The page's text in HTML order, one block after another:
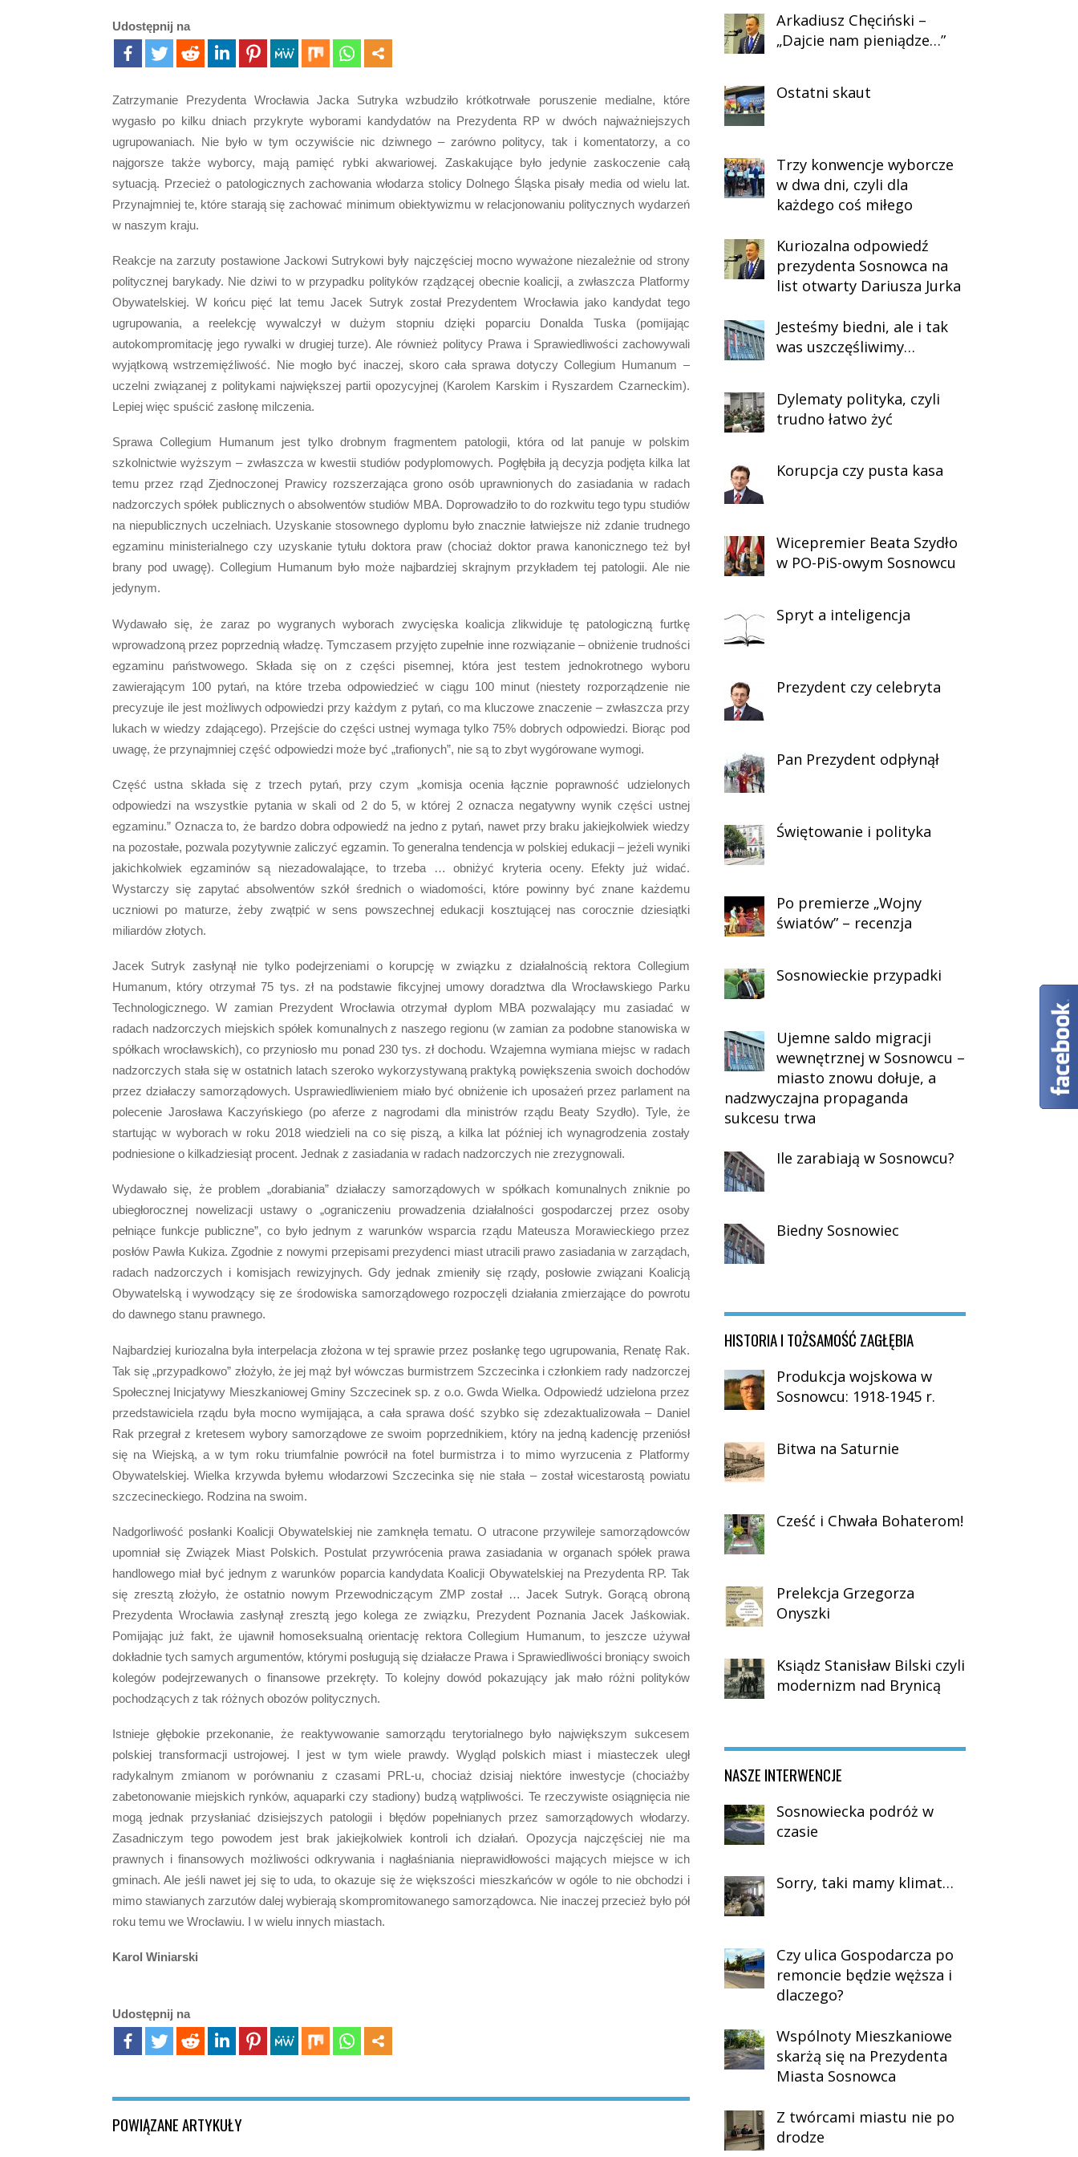
Udostępnij na
Zatrzymanie Prezydenta Wrocławia Jacka Sutryka wzbudziło krótkotrwałe poruszenie medialne, które
wygasło po kilku dniach przykryte wyborami kandydatów na Prezydenta RP w dwóch najważniejszych
ugrupowaniach. Nie było w tym oczywiście nic dziwnego – zarówno politycy, tak i komentatorzy, a co
najgorsze także wyborcy, mają pamięć rybki akwariowej. Zaskakujące było jedynie zaskoczenie całą
sytuacją. Przecież o patologicznych zachowania włodarza stolicy Dolnego Śląska pisały media od wielu lat.
Przynajmniej te, które starają się zachować minimum obiektywizmu w relacjonowaniu politycznych wydarzeń
w naszym kraju.
Reakcje na zarzuty postawione Jackowi Sutrykowi były najczęściej mocno wyważone niezależnie od strony
politycznej barykady. Nie dziwi to w przypadku polityków rządzącej obecnie koalicji, a zwłaszcza Platformy
Obywatelskiej. W końcu pięć lat temu Jacek Sutryk został Prezydentem Wrocławia jako kandydat tego
ugrupowania, a reelekcję wywalczył w dużym stopniu dzięki poparciu Donalda Tuska (pomijając
autokompromitację jego rywalki w drugiej turze). Ale również politycy Prawa i Sprawiedliwości zachowywali
wyjątkową wstrzemięźliwość. Nie mogło być inaczej, skoro cała sprawa dotyczy Collegium Humanum –
uczelni związanej z politykami największej partii opozycyjnej (Karolem Karskim i Ryszardem Czarneckim).
Lepiej więc spuścić zasłonę milczenia.
Sprawa Collegium Humanum jest tylko drobnym fragmentem patologii, która od lat panuje w polskim
szkolnictwie wyższym – zwłaszcza w kwestii studiów podyplomowych. Pogłębiła ją decyzja podjęta kilka lat
temu przez rząd Zjednoczonej Prawicy rozszerzająca grono osób uprawnionych do zasiadania w radach
nadzorczych spółek publicznych o absolwentów studiów MBA. Doprowadziło to do rozkwitu tego typu studiów
na niepublicznych uczelniach. Uzyskanie stosownego dyplomu było znacznie łatwiejsze niż zdanie trudnego
egzaminu ministerialnego czy uzyskanie tytułu doktora praw (chociaż doktor prawa kanonicznego też był
brany pod uwagę). Collegium Humanum było może najbardziej skrajnym przykładem tej patologii. Ale nie
jedynym.
Wydawało się, że zaraz po wygranych wyborach zwycięska koalicja zlikwiduje tę patologiczną furtkę
wprowadzoną przez poprzednią władzę. Tymczasem przyjęto zupełnie inne rozwiązanie – obniżenie trudności
egzaminu państwowego. Składa się on z części pisemnej, która jest testem jednokrotnego wyboru
zawierającym 100 pytań, na które trzeba odpowiedzieć w ciągu 100 minut (niestety rozporządzenie nie
precyzuje ile jest możliwych odpowiedzi przy każdym z pytań, co ma kluczowe znaczenie – zwłaszcza przy
lukach w wiedzy zdającego). Przejście do części ustnej wymaga tylko 75% dobrych odpowiedzi. Biorąc pod
uwagę, że przynajmniej część odpowiedzi może być „trafionych”, nie są to zbyt wygórowane wymogi.
Część ustna składa się z trzech pytań, przy czym „komisja ocenia łącznie poprawność udzielonych
odpowiedzi na wszystkie pytania w skali od 2 do 5, w której 2 oznacza negatywny wynik części ustnej
egzaminu.” Oznacza to, że bardzo dobra odpowiedź na jedno z pytań, nawet przy braku jakiejkolwiek wiedzy
na pozostałe, pozwala pozytywnie zaliczyć egzamin. To generalna tendencja w polskiej edukacji – jeżeli wyniki
jakichkolwiek egzaminów są niezadowalające, to trzeba … obniżyć kryteria oceny. Efekty już widać.
Wystarczy się zapytać absolwentów szkół średnich o wiadomości, które powinny być znane każdemu
uczniowi po maturze, żeby zwątpić w sens powszechnej edukacji kosztującej nas corocznie dziesiątki
miliardów złotych.
Jacek Sutryk zasłynął nie tylko podejrzeniami o korupcję w związku z działalnością rektora Collegium
Humanum, który otrzymał 75 tys. zł na podstawie fikcyjnej umowy doradztwa dla Wrocławskiego Parku
Technologicznego. W zamian Prezydent Wrocławia otrzymał dyplom MBA pozwalający mu zasiadać w
radach nadzorczych miejskich spółek komunalnych z naszego regionu (w zamian za podobne stanowiska w
spółkach wrocławskich), co przyniosło mu ponad 230 tys. zł dochodu. Wzajemna wymiana miejsc w radach
nadzorczych stała się w ostatnich latach szeroko wykorzystywaną praktyką powiększenia swoich dochodów
przez działaczy samorządowych. Usprawiedliwieniem miało być obniżenie ich uposażeń przez parlament na
polecenie Jarosława Kaczyńskiego (po aferze z nagrodami dla ministrów rządu Beaty Szydło). Tyle, że
startując w wyborach w roku 2018 wiedzieli na co się piszą, a kilka lat później ich wynagrodzenia zostały
podniesione o kilkadziesiąt procent. Jednak z zasiadania w radach nadzorczych nie zrezygnowali.
Wydawało się, że problem „dorabiania” działaczy samorządowych w spółkach komunalnych zniknie po
ubiegłorocznej nowelizacji ustawy o „ograniczeniu prowadzenia działalności gospodarczej przez osoby
pełniące funkcje publiczne”, co było jednym z warunków wsparcia rządu Mateusza Morawieckiego przez
posłów Pawła Kukiza. Zgodnie z nowymi przepisami prezydenci miast utracili prawo zasiadania w zarządach,
radach nadzorczych i komisjach rewizyjnych. Gdy jednak zmieniły się rządy, posłowie związani Koalicją
Obywatelską i wywodzący się ze środowiska samorządowego rozpoczęli działania zmierzające do powrotu
do dawnego stanu prawnego.
Najbardziej kuriozalna była interpelacja złożona w tej sprawie przez posłankę tego ugrupowania, Renatę Rak.
Tak się „przypadkowo” złożyło, że jej mąż był wówczas burmistrzem Szczecinka i członkiem rady nadzorczej
Społecznej Inicjatywy Mieszkaniowej Gminy Szczecinek sp. z o.o. Gwda Wielka. Odpowiedź udzielona przez
przedstawiciela rządu była mocno wymijająca, a cała sprawa dość szybko się zdezaktualizowała – Daniel
Rak przegrał z kretesem wybory samorządowe ze swoim poprzednikiem, który na jedną kadencję przeniósł
się na Wiejską, a w tym roku triumfalnie powrócił na fotel burmistrza i to mimo wyrzucenia z Platformy
Obywatelskiej. Wielka krzywda byłemu włodarzowi Szczecinka się nie stała – został wicestarostą powiatu
szczecineckiego. Rodzina na swoim.
Nadgorliwość posłanki Koalicji Obywatelskiej nie zamknęła tematu. O utracone przywileje samorządowców
upomniał się Związek Miast Polskich. Postulat przywrócenia prawa zasiadania w organach spółek prawa
handlowego miał być jednym z warunków poparcia kandydata Koalicji Obywatelskiej na Prezydenta RP. Tak
się zresztą złożyło, że ostatnio nowym Przewodniczącym ZMP został … Jacek Sutryk. Gorącą obroną
Prezydenta Wrocławia zasłynął zresztą jego kolega ze związku, Prezydent Poznania Jacek Jaśkowiak.
Pomijając już fakt, że ujawnił homoseksualną orientację rektora Collegium Humanum, to jeszcze używał
dokładnie tych samych argumentów, którymi posługują się działacze Prawa i Sprawiedliwości broniący swoich
kolegów podejrzewanych o finansowe przekręty. To kolejny dowód pokazujący jak mało różni polityków
pochodzących z tak różnych obozów politycznych.
Istnieje głębokie przekonanie, że reaktywowanie samorządu terytorialnego było największym sukcesem
polskiej transformacji ustrojowej. I jest w tym wiele prawdy. Wygląd polskich miast i miasteczek uległ
radykalnym zmianom w porównaniu z czasami PRL-u, chociaż dzisiaj niektóre inwestycje (chociażby
zabetonowanie miejskich rynków, aquaparki czy stadiony) budzą wątpliwości. Te rzeczywiste osiągnięcia nie
mogą jednak przysłaniać dzisiejszych patologii i błędów popełnianych przez samorządowych włodarzy.
Zasadniczym tego powodem jest brak jakiejkolwiek kontroli ich działań. Opozycja najczęściej nie ma
prawnych i finansowych możliwości odkrywania i nagłaśniania nieprawidłowości mających miejsce w ich
gminach. Ale jeśli nawet jej się to uda, to okazuje się że większości mieszkańców w ogóle to nie obchodzi i
mimo stawianych zarzutów dalej wybierają skompromitowanego samorządowca. Nie inaczej przecież było pół
roku temu we Wrocławiu. I w wielu innych miastach.
Karol Winiarski
Udostępnij na
POWIĄZANE ARTYKUŁY
Arkadiusz Chęciński –
„Dajcie nam pieniądze…”
Ostatni skaut
Trzy konwencje wyborcze
w dwa dni, czyli dla
każdego coś miłego
Kuriozalna odpowiedź
prezydenta Sosnowca na
list otwarty Dariusza Jurka
Jesteśmy biedni, ale i tak
was uszczęśliwimy…
Dylematy polityka, czyli
trudno łatwo żyć
Korupcja czy pusta kasa
Wicepremier Beata Szydło
w PO-PiS-owym Sosnowcu
Spryt a inteligencja
Prezydent czy celebryta
Pan Prezydent odpłynął
Świętowanie i polityka
Po premierze „Wojny
światów” – recenzja
Sosnowieckie przypadki
Ujemne saldo migracji
wewnętrznej w Sosnowcu –
miasto znowu dołuje, a
nadzwyczajna propaganda
sukcesu trwa
Ile zarabiają w Sosnowcu?
Biedny Sosnowiec
HISTORIA I TOŻSAMOŚĆ ZAGŁĘBIA
Produkcja wojskowa w
Sosnowcu: 1918-1945 r.
Bitwa na Saturnie
Cześć i Chwała Bohaterom!
Prelekcja Grzegorza
Onyszki
Ksiądz Stanisław Bilski czyli
modernizm nad Brynicą
NASZE INTERWENCJE
Sosnowiecka podróż w
czasie
Sorry, taki mamy klimat…
Czy ulica Gospodarcza po
remoncie będzie węższa i
dlaczego?
Wspólnoty Mieszkaniowe
skarżą się na Prezydenta
Miasta Sosnowca
Z twórcami miastu nie po
drodze